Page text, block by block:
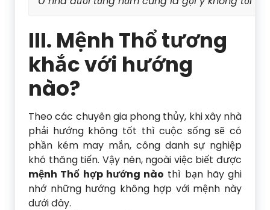
III. Mệnh Thổ tương
khắc với hướng
nào?
Theo các chuyên gia phong thủy, khi xây nhà
phải hướng không tốt thì cuộc sống sẽ có
phần kém may mắn, công danh sự nghiệp
khó thăng tiến. Vậy nên, ngoài việc biết được
mệnh Thổ hợp hướng nào thì bạn hãy ghi
nhớ những hướng không hợp với mệnh này
dưới đây.